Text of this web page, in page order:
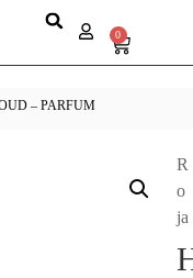
0
– PARFUM
R
o
ja